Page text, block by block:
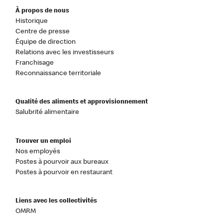
À propos de nous
Historique
Centre de presse
Équipe de direction
Relations avec les investisseurs
Franchisage
Reconnaissance territoriale
Qualité des aliments et approvisionnement
Salubrité alimentaire
Trouver un emploi
Nos employés
Postes à pourvoir aux bureaux
Postes à pourvoir en restaurant
Liens avec les collectivités
OMRM